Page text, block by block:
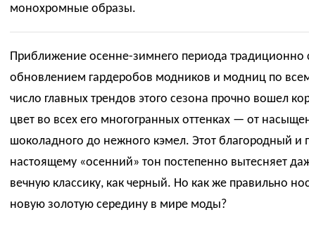
монохромные образы.
Приближение осенне-зимнего периода традиционно
обновлением гардеробов модников и модниц по
число главных трендов этого сезона прочно вошел
цвет во всех его многогранных оттенках — от
шоколадного до нежного кэмел. Этот благородный и
настоящему «осенний» тон постепенно вытесняет
вечную классику, как черный. Но как же правильно
новую золотую середину в мире моды?